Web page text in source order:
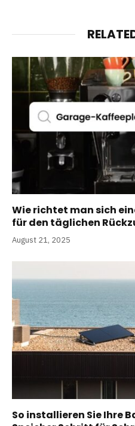
Wie richtet man sich
für den täglichen
August 21, 2025
So installieren Sie Ihre